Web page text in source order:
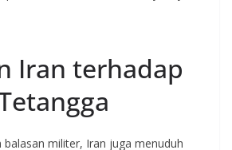
Iran terhadap
balasan militer, Iran juga menuduh